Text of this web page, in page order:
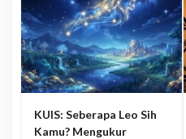
KUIS: Seberapa Leo Sih
Kamu? Mengukur